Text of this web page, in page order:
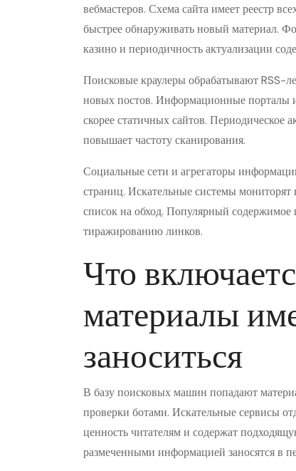
вебмастеров. Схема сайта имеет реестр
быстрее обнаруживать новый материал.
казино и периодичность актуализации
Поисковые краулеры обрабатывают RSS-
новых постов. Информационные порталы
скорее статичных сайтов. Периодическое
повышает частоту сканирования.
Социальные сети и агрегаторы
страниц. Искательные системы
список на обход. Популярный
тиражированию линков.
Что
материалы
заноситься
В базу поисковых машин попадают
проверки ботами. Искательные сервисы
ценность читателям и содержат
размеченными информацией заносятся в